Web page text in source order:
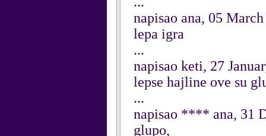
napisao ana, 05
lepa igra
...
napisao keti, 27
lepse hajline ove su
...
napisao **** ana, 31
glupo,